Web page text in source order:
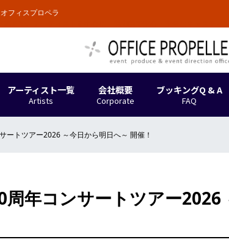
フィスプロペラ
アーティスト一覧
Artists
会社概要
Corporate
ブッキングQ & A
FAQ
トツアー2026 ～今日から明日へ～ 開催！
コンサートツアー2026